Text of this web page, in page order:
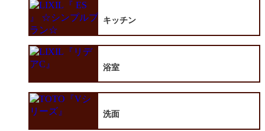
キッチン
浴室
洗面